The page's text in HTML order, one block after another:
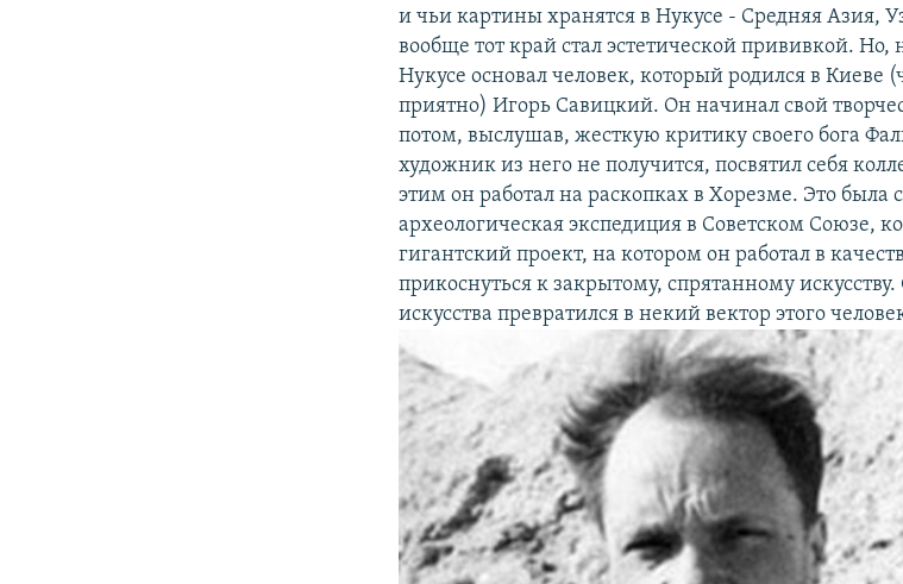
и чьи картины хранятся в Нукусе - Средняя Азия,
вообще тот край стал эстетической прививкой.
Нукусе основал человек, который родился в Киеве
приятно) Игорь Савицкий. Он начинал свой
потом, выслушав, жесткую критику своего бога
художник из него не получится, посвятил себя
этим он работал на раскопках в Хорезме. Это была
археологическая экспедиция в Советском Союзе,
гигантский проект, на котором он работал в
прикоснуться к закрытому, спрятанному
искусства превратился в некий вектор этого